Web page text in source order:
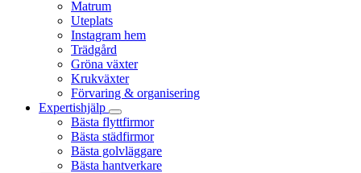
Matrum
Uteplats
Instagram hem
Trädgård
Gröna växter
Krukväxter
Förvaring & organisering
Expertishjälp
Bästa flyttfirmor
Bästa städfirmor
Bästa golvläggare
Bästa hantverkare